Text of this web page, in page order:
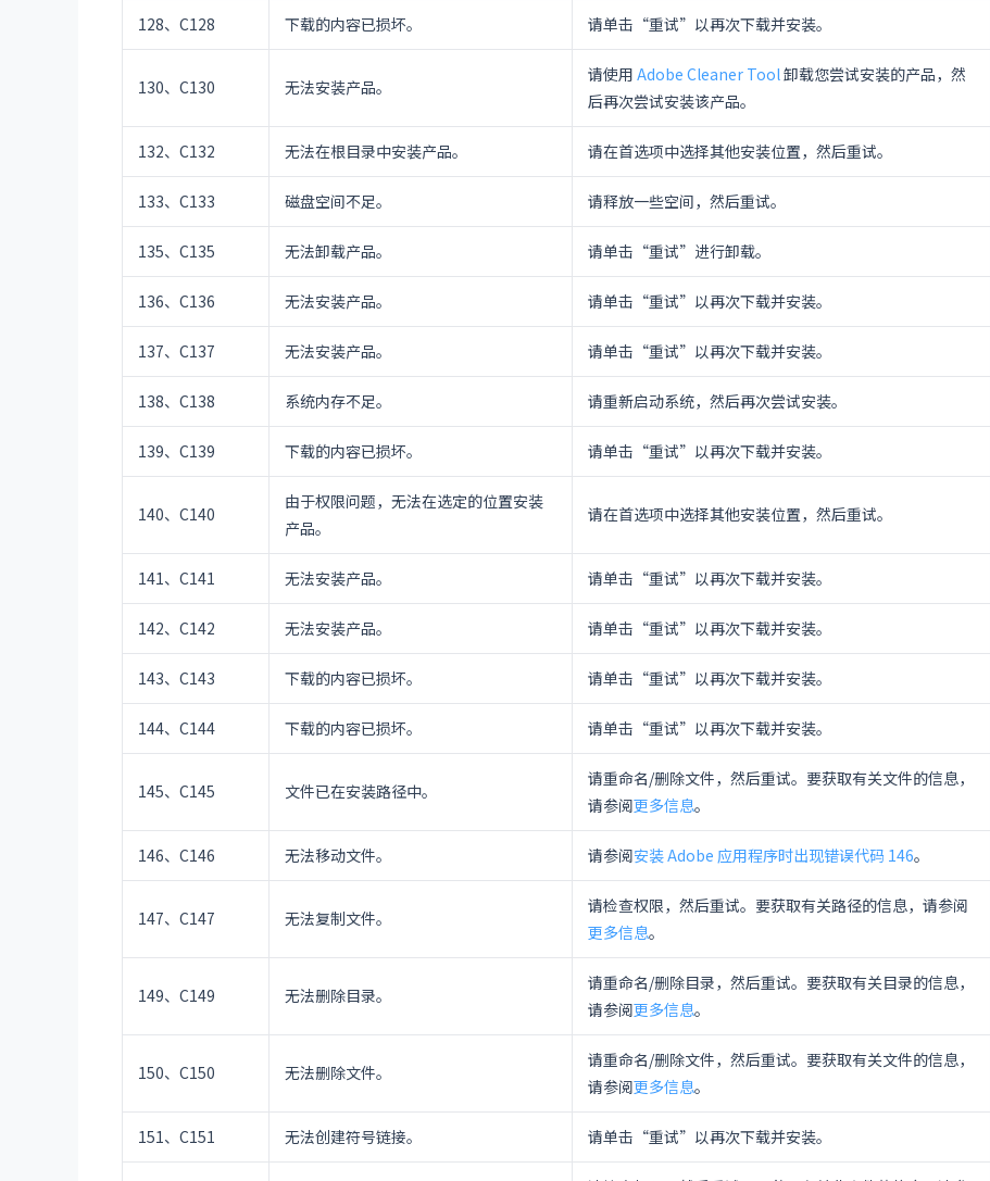
128、C128 下载的内容已损坏。 请单击“重试”以再次下载并安装。
130、C130 无法安装产品。
请使用 Adobe Cleaner Tool卸载您尝试安装的产品，然
后再次尝试安装该产品。
132、C132 无法在根目录中安装产品。 请在首选项中选择其他安装位置，然后重试。
133、C133 磁盘空间不足。 请释放一些空间，然后重试。
135、C135 无法卸载产品。 请单击“重试”进行卸载。
136、C136 无法安装产品。 请单击“重试”以再次下载并安装。
137、C137 无法安装产品。 请单击“重试”以再次下载并安装。
138、C138 系统内存不足。 请重新启动系统，然后再次尝试安装。
139、C139 下载的内容已损坏。 请单击“重试”以再次下载并安装。
140、C140
由于权限问题，无法在选定的位置安装
产品。
请在首选项中选择其他安装位置，然后重试。
141、C141 无法安装产品。 请单击“重试”以再次下载并安装。
142、C142 无法安装产品。 请单击“重试”以再次下载并安装。
143、C143 下载的内容已损坏。 请单击“重试”以再次下载并安装。
144、C144 下载的内容已损坏。 请单击“重试”以再次下载并安装。
145、C145 文件已在安装路径中。
请重命名/删除文件，然后重试。要获取有关文件的信息，
请参阅更多信息。
146、C146 无法移动文件。 请参阅安装 Adobe 应用程序时出现错误代码 146。
147、C147 无法复制文件。
请检查权限，然后重试。要获取有关路径的信息，请参阅
更多信息。
149、C149 无法删除目录。
请重命名/删除目录，然后重试。要获取有关目录的信息，
请参阅更多信息。
150、C150 无法删除文件。
请重命名/删除文件，然后重试。要获取有关文件的信息，
请参阅更多信息。
151、C151 无法创建符号链接。 请单击“重试”以再次下载并安装。